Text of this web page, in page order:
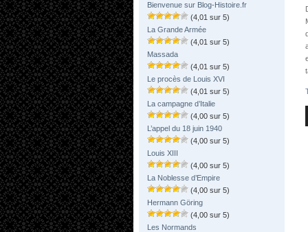
Bienvenue sur Blog-Histoire.fr
(4,01 sur 5)
La Grande Armée
(4,01 sur 5)
Massada
(4,01 sur 5)
Le procès de Louis XVI
(4,01 sur 5)
La campagne d’Italie
(4,00 sur 5)
L’appel du 18 juin 1940
(4,00 sur 5)
Louis XIII
(4,00 sur 5)
La Noblesse d’Empire
(4,00 sur 5)
Hermann Göring
(4,00 sur 5)
Les Normands